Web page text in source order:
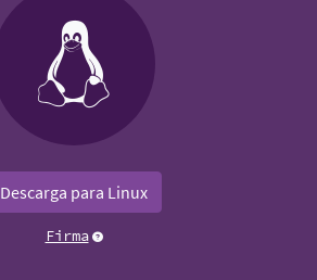
Descarga para Linux
Firma